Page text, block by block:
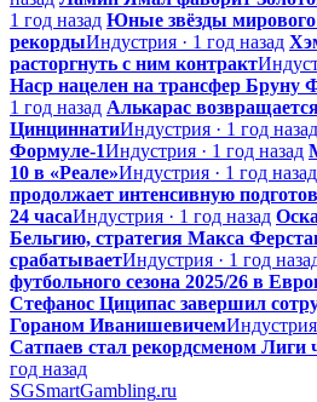
1 год назад Юные звёзды мирового
рекордыИндустрия · 1 год назад
расторгнуть с ним контракт
Наср нацелен на трансфер Бруну
1 год назад Алькарас
ЦинциннатиИндустрия · 1 год назад
Формуле-1Индустрия · 1 год назад
10 в «Реале»Индустрия · 1 год назад
продолжает интенсивную
24 часаИндустрия · 1 год назад
Бельгию, стратегия Макса
срабатываетИндустрия · 1 год
футбольного сезона 2025/26 в
Стефанос Циципас завершил
Гораном ИванишевичемИндустрия
Сатпаев стал рекордсменом Лиги
год назад
SGSmartGambling.ru